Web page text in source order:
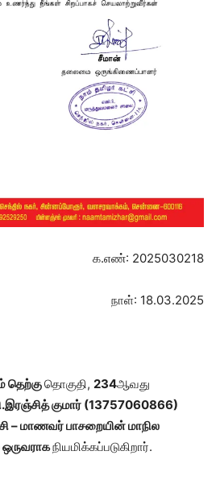
க.எண்: 2025030218
நாள்: 18.03.2025
தெற்குதொகுதி, 234ஆவது
குமார் (13757060866)
– மாணவர் பாசறையின் மாநில
நியமிக்கப்படுகிறார்.